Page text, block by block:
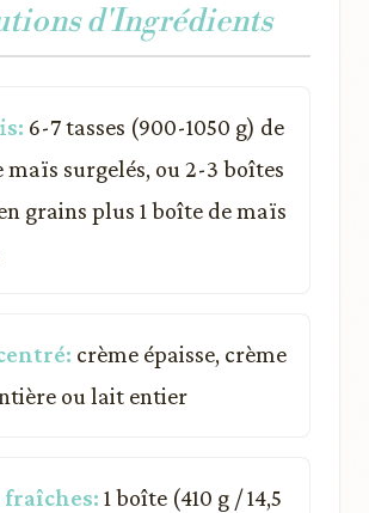
d'Ingrédients
6-7 tasses (900-1050 g) de
maïs surgelés, ou 2-3 boîtes
grains plus 1 boîte de maïs
crème épaisse, crème
ou lait entier
1 boîte (410 g / 14,5